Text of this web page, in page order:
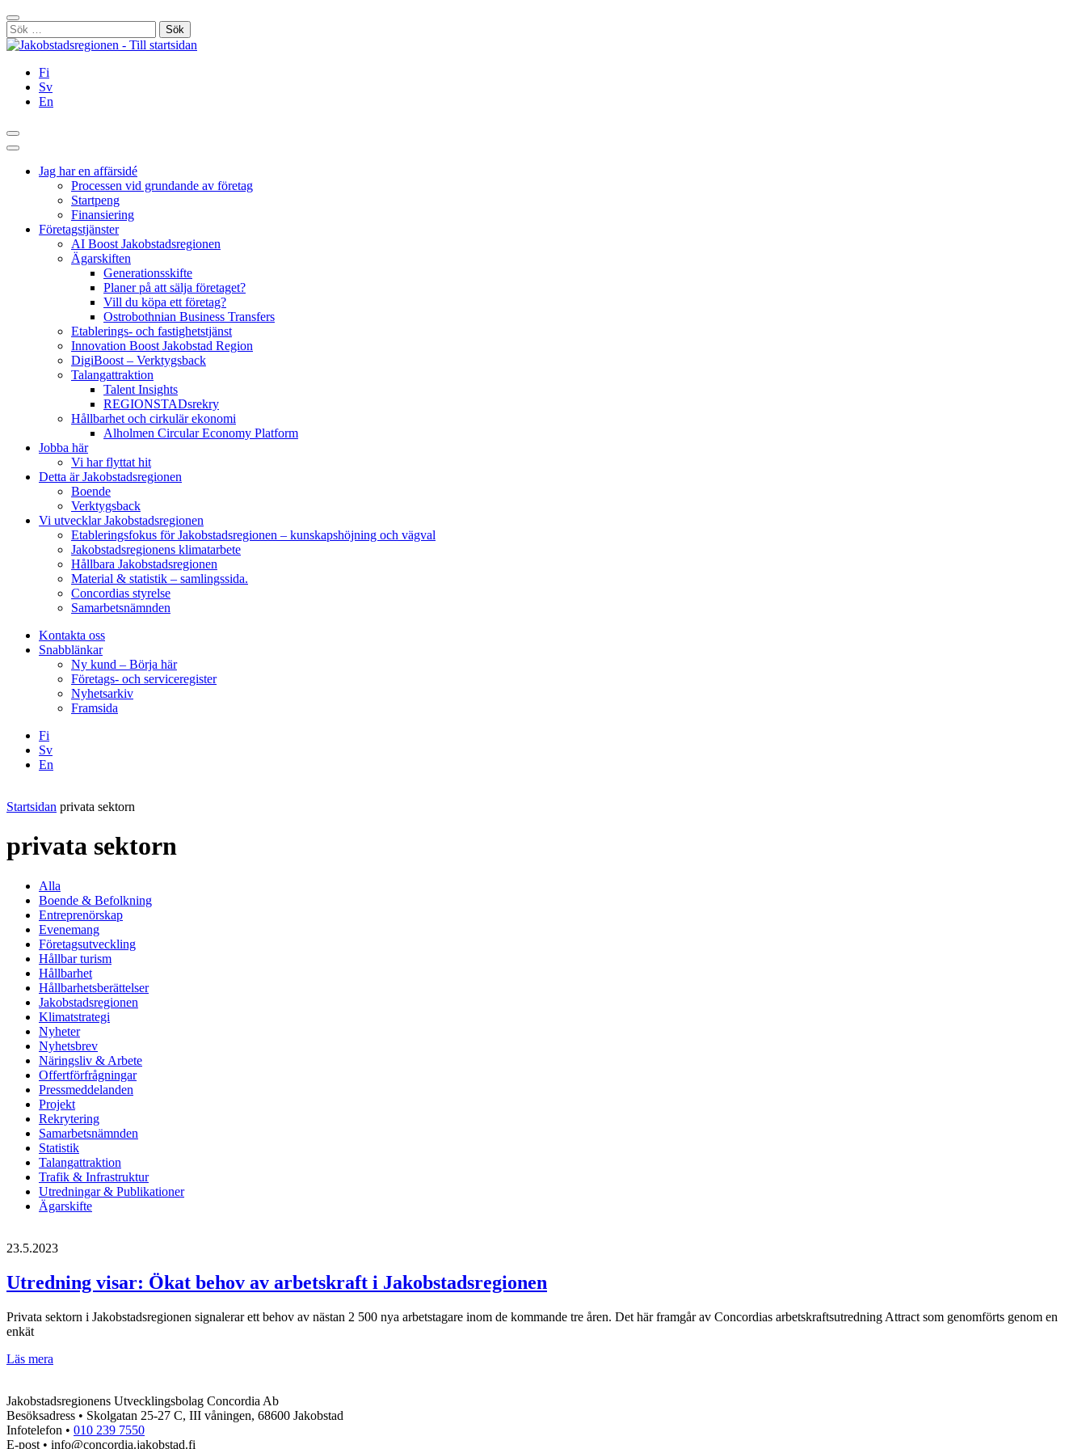
Hoppa
till
innehållet
Stäng
Sök
efter:
Fi
Sv
En
Sök
Huvudmeny
Jag har en affärsidé
Processen vid grundande av företag
Startpeng
Finansiering
Företagstjänster
AI Boost Jakobstadsregionen
Ägarskiften
Generationsskifte
Planer på att sälja företaget?
Vill du köpa ett företag?
Ostrobothnian Business Transfers
Etablerings- och fastighetstjänst
Innovation Boost Jakobstad Region
DigiBoost – Verktygsback
Talangattraktion
Talent Insights
REGIONSTADsrekry
Hållbarhet och cirkulär ekonomi
Alholmen Circular Economy Platform
Jobba här
Vi har flyttat hit
Detta är Jakobstadsregionen
Boende
Verktygsback
Vi utvecklar Jakobstadsregionen
Etableringsfokus för Jakobstadsregionen – kunskapshöjning och vägval
Jakobstadsregionens klimatarbete
Hållbara Jakobstadsregionen
Material & statistik – samlingssida.
Concordias styrelse
Samarbetsnämnden
Kontakta oss
Snabblänkar
Ny kund – Börja här
Företags- och serviceregister
Nyhetsarkiv
Framsida
Fi
Sv
En
Startsidan privata sektorn
privata sektorn
Alla
Boende & Befolkning
Entreprenörskap
Evenemang
Företagsutveckling
Hållbar turism
Hållbarhet
Hållbarhetsberättelser
Jakobstadsregionen
Klimatstrategi
Nyheter
Nyhetsbrev
Näringsliv & Arbete
Offertförfrågningar
Pressmeddelanden
Projekt
Rekrytering
Samarbetsnämnden
Statistik
Talangattraktion
Trafik & Infrastruktur
Utredningar & Publikationer
Ägarskifte
23.5.2023
Utredning visar: Ökat behov av arbetskraft i Jakobstadsregionen
Privata sektorn i Jakobstadsregionen signalerar ett behov av nästan 2 500 nya arbetstagare inom de kommande tre åren. Det här framgår av Concordias arbetskraftsutredning Attract som genomförts genom en
enkät
Läs mera
behov
av
arbetskraft
i
Jakobstadsregionens Utvecklingsbolag Concordia Ab
Besöksadress • Skolgatan 25-27 C, III våningen, 68600 Jakobstad
Infotelefon • 010 239 7550
E-post • info@concordia.jakobstad.fi